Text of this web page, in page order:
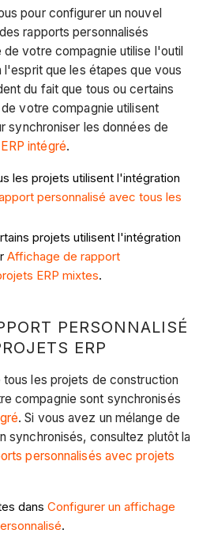
pour configurer un nouvel
rapports personnalisés
votre compagnie utilise l'outil
l'esprit que les étapes que vous
du fait que tous ou certains
votre compagnie utilisent
synchroniser les données de
intégré.
les projets utilisent l'intégration
personnalisé avec tous les
projets utilisent l'intégration
Affichage de rapport
ERP mixtes.
PERSONNALISÉ
ERP
les projets de construction
compagnie sont synchronisés
. Si vous avez un mélange de
synchronisés, consultez plutôt la
personnalisés avec projets
dans Configurer un affichage
.